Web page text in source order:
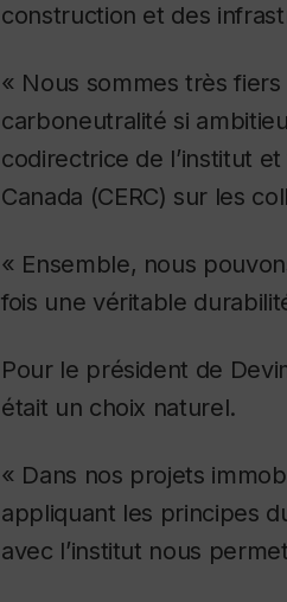
construction et des
« Nous sommes très
carboneutralité si
codirectrice de l’institut
Canada (CERC) sur les
« Ensemble, nous
fois une véritable
Pour le président de
était un choix naturel.
« Dans nos projets
appliquant les principes
avec l’institut nous